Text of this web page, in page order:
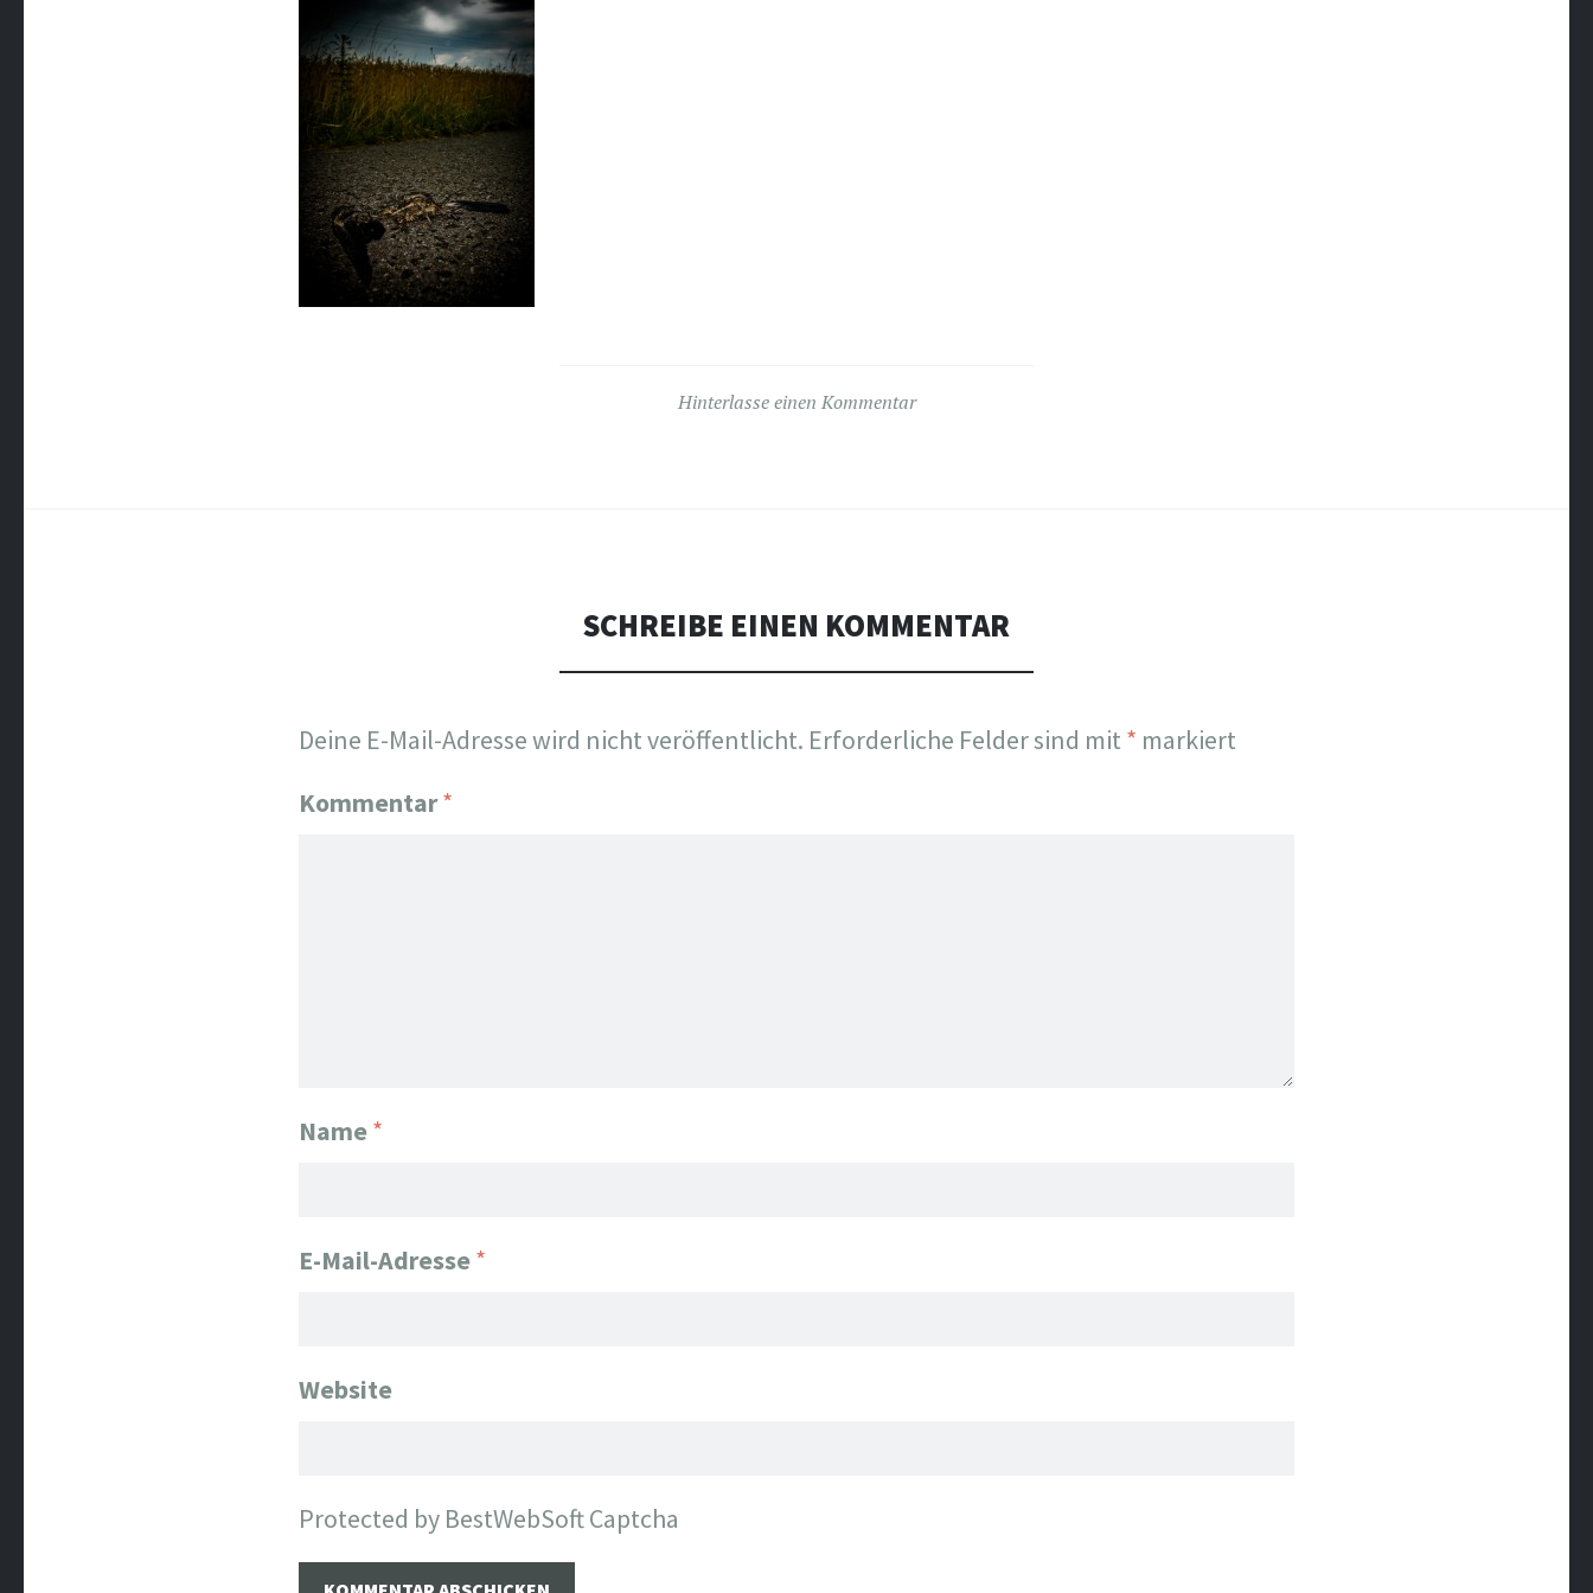
Hinterlasse einen Kommentar
SCHREIBE EINEN KOMMENTAR
Deine E-Mail-Adresse wird nicht veröffentlicht. Erforderliche Felder sind mit * markiert
Kommentar*
Name*
E-Mail-Adresse*
Website
Protected by BestWebSoft Captcha